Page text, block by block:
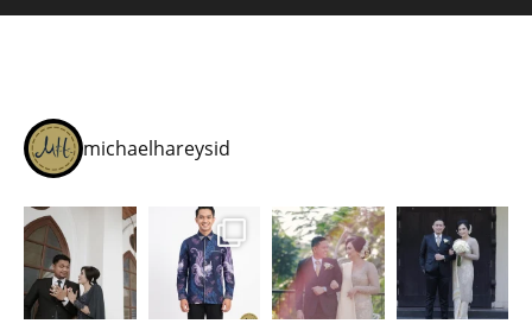
michaelhareysid